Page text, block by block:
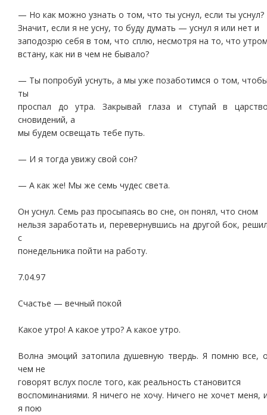
— Но как можно узнать о том, что ты уснул, если ты уснул?
Значит, если я не усну, то буду думать — уснул я или нет и
заподозрю себя в том, что сплю, несмотря на то, что
встану, как ни в чем не бывало?
— Ты попробуй уснуть, а мы уже позаботимся о том,
ты
проспал до утра. Закрывай глаза и ступай в
сновидений, а
мы будем освещать тебе путь.
— И я тогда увижу свой сон?
— А как же! Мы же семь чудес света.
Он уснул. Семь раз просыпаясь во сне, он понял, что сном
нельзя заработать и, перевернувшись на другой бок,
с
понедельника пойти на работу.
7.04.97
Счастье — вечный покой
Какое утро! А какое утро? А какое утро.
Волна эмоций затопила душевную твердь. Я помню все,
чем не
говорят вслух после того, как реальность становится
воспоминаниями. Я ничего не хочу. Ничего не хочет меня,
я пою